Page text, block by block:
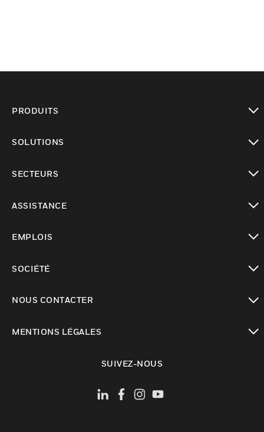
PRODUITS
SOLUTIONS
SECTEURS
ASSISTANCE
EMPLOIS
SOCIÉTÉ
NOUS CONTACTER
MENTIONS LÉGALES
SUIVEZ-NOUS